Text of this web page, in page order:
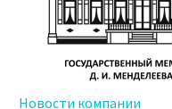
Новости компании